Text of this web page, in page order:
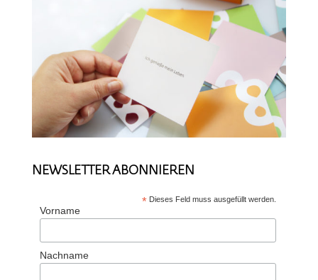
NEWSLETTER ABONNIEREN
* Dieses Feld muss ausgefüllt werden.
Vorname
Nachname